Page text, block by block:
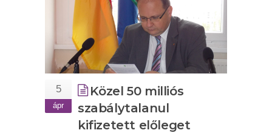
5
ápr
Közel 50 milliós
szabálytalanul
kifizetett előleget